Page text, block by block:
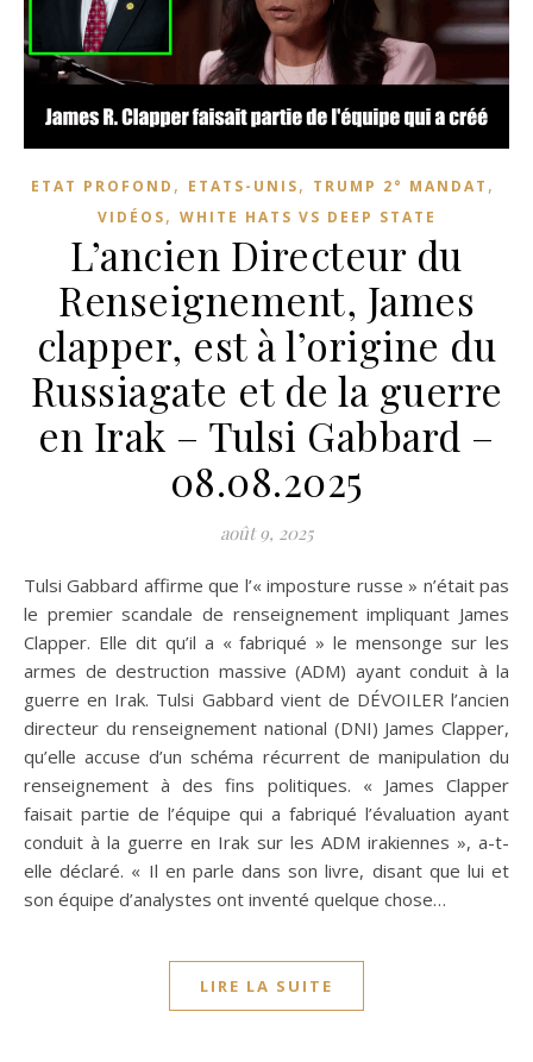
ETAT PROFOND , ETATS-UNIS, TRUMP 2° MANDAT ,
VIDÉOS, WHITE HATS VS DEEP STATE
L’ancien Directeur du
Renseignement, James
clapper, est à l’origine du
Russiagate et de la guerre
en Irak – Tulsi Gabbard –
08.08.2025
août 9, 2025
Tulsi Gabbard affirme que l’« imposture russe » n’était pas
le premier scandale de renseignement impliquant James
Clapper. Elle dit qu’il a « fabriqué » le mensonge sur les
armes de destruction massive (ADM) ayant conduit à la
guerre en Irak. Tulsi Gabbard vient de DÉVOILER l’ancien
directeur du renseignement national (DNI) James Clapper,
qu’elle accuse d’un schéma récurrent de manipulation du
renseignement à des fins politiques. « James Clapper
faisait partie de l’équipe qui a fabriqué l’évaluation ayant
conduit à la guerre en Irak sur les ADM irakiennes », a-t-
elle déclaré. « Il en parle dans son livre, disant que lui et
son équipe d’analystes ont inventé quelque chose…
LIRE LA SUITE